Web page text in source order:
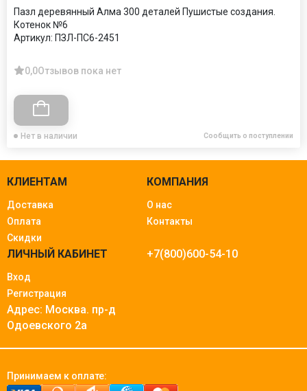
Пазл деревянный Алма 300 деталей Пушистые создания.
Котенок №6
Артикул: ПЗЛ-ПС6-2451
0,0Отзывов пока нет
Нет в наличии Сообщить о поступлении
КЛИЕНТАМ
Доставка
Оплата
Скидки
КОМПАНИЯ
О нас
Контакты
ЛИЧНЫЙ КАБИНЕТ
Вход
Регистрация
+7(800)600-54-10
Адрес: Москва. пр-д
Одоевского 2а
Принимаем к оплате: